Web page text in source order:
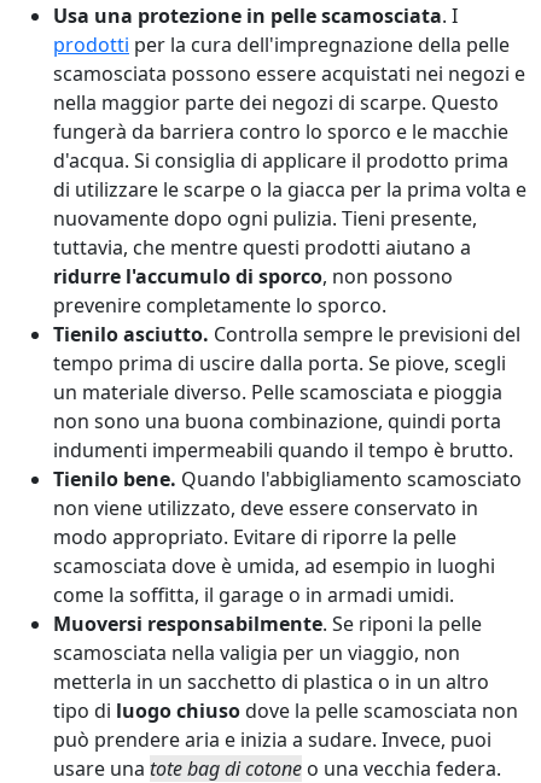
Usa una protezione in pelle scamosciata. I
prodotti per la cura dell'impregnazione della pelle
scamosciata possono essere acquistati nei negozi e
nella maggior parte dei negozi di scarpe. Questo
fungerà da barriera contro lo sporco e le macchie
d'acqua. Si consiglia di applicare il prodotto prima
di utilizzare le scarpe o la giacca per la prima volta e
nuovamente dopo ogni pulizia. Tieni presente,
tuttavia, che mentre questi prodotti aiutano a
ridurre l'accumulo di sporco, non possono
prevenire completamente lo sporco.
Tienilo asciutto. Controlla sempre le previsioni del
tempo prima di uscire dalla porta. Se piove, scegli
un materiale diverso. Pelle scamosciata e pioggia
non sono una buona combinazione, quindi porta
indumenti impermeabili quando il tempo è brutto.
Tienilo bene. Quando l'abbigliamento scamosciato
non viene utilizzato, deve essere conservato in
modo appropriato. Evitare di riporre la pelle
scamosciata dove è umida, ad esempio in luoghi
come la soffitta, il garage o in armadi umidi.
Muoversi responsabilmente. Se riponi la pelle
scamosciata nella valigia per un viaggio, non
metterla in un sacchetto di plastica o in un altro
tipo di luogo chiusodove la pelle scamosciata non
può prendere aria e inizia a sudare. Invece, puoi
usare una tote bag di cotone o una vecchia federa.